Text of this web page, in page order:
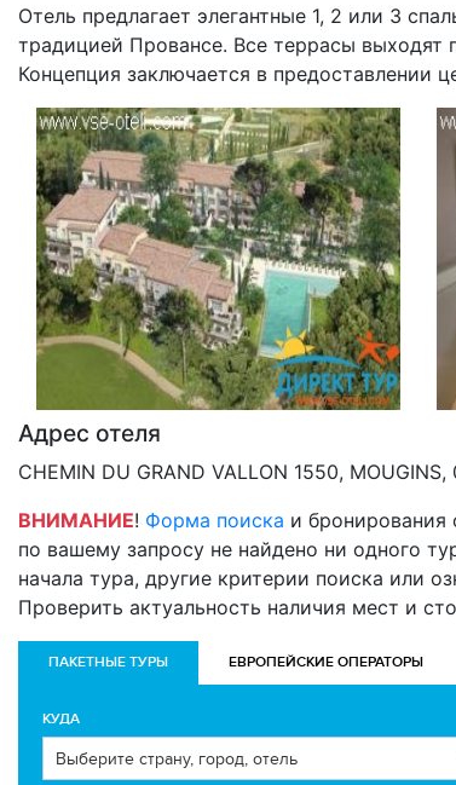
Отель предлагает элегантные 1, 2 или 3
традицией Провансе. Все террасы
Концепция заключается в предоставлении
Адрес отеля
CHEMIN DU GRAND VALLON 1550, MOUGINS,
ВНИМАНИЕ! Форма поиска и бронирования
по вашему запросу не найдено ни одного
начала тура, другие критерии поиска или
Проверить актуальность наличия мест и
ПАКЕТНЫЕ ТУРЫ ЕВРОПЕЙСКИЕ ОПЕРАТОРЫ
КУДА